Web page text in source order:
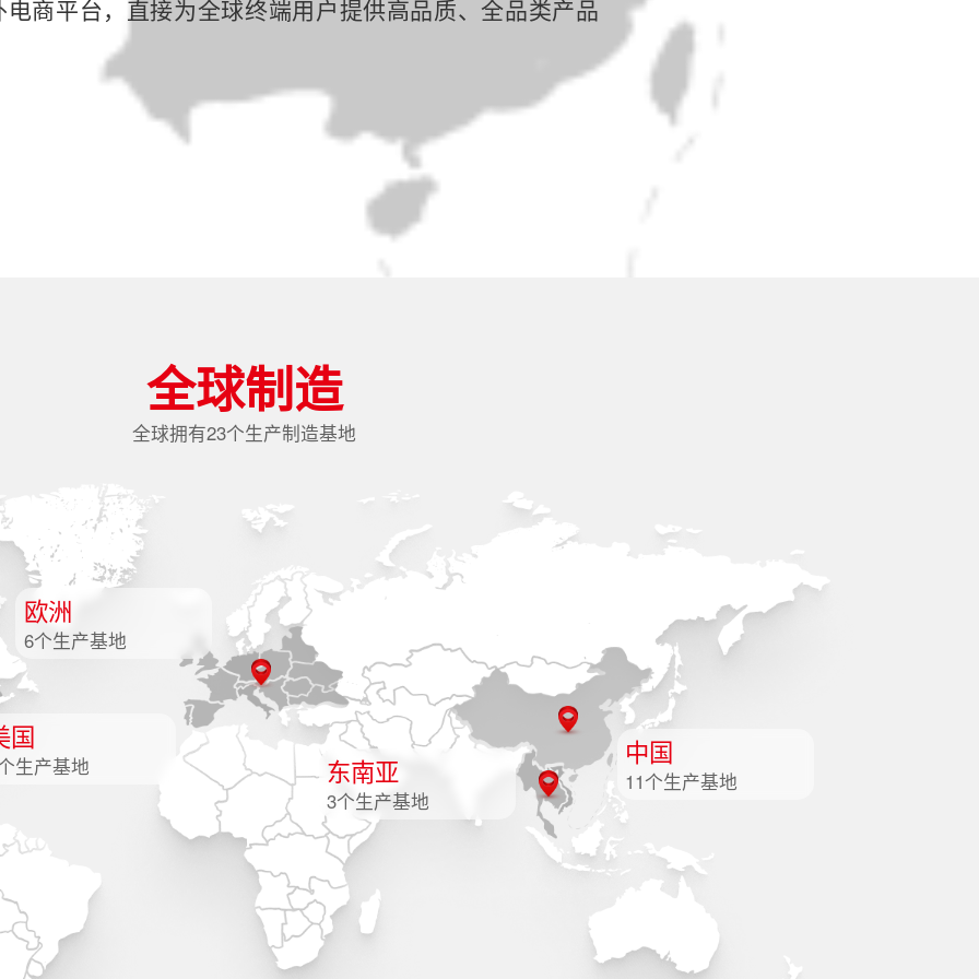
商平台，直接为全球终端用户提供高品质、全品类产品
全球制造
全球拥有23个生产制造基地
中国
11个生产基地
国
生产基地
欧洲
6个生产基地
东南亚
3个生产基地